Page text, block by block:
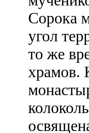
Сорока
угол
то же
храмов.